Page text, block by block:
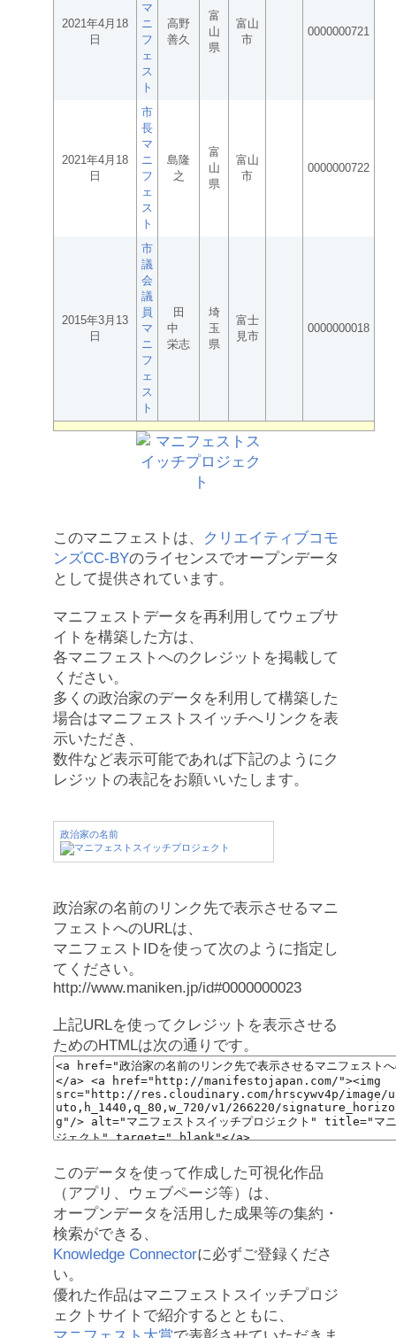
2021年4月18
日
マ
ニ
フ
ェ
ス
ト
高野
善久
富
山
県
富山
市
0000000721
2021年4月18
日
市
長
マ
ニ
フ
ェ
ス
ト
島隆
之
富
山
県
富山
市
0000000722
2015年3月13
日
市
議
会
議
員
マ
ニ
フ
ェ
ス
ト
田
中
栄志
埼
玉
県
富士
見市
0000000018
このマニフェストは、
クリエイティブコモ
ンズCC-BYのライセンスでオープンデータ
として提供されています。
マニフェストデータを再利用してウェブサ
イトを構築した方は、
各マニフェストへのクレジットを掲載して
ください。
多くの政治家のデータを利用して構築した
場合はマニフェストスイッチへリンクを表
示いただき、
数件など表示可能であれば下記のようにク
レジットの表記をお願いいたします。
政治家の名前
政治家の名前のリンク先で表示させるマニ
フェストへのURLは、
マニフェストIDを使って次のように指定し
てください。
http://www.maniken.jp/id#0000000023
上記URLを使ってクレジットを表示させる
ためのHTMLは次の通りです。
このデータを使って作成した可視化作品
（アプリ、ウェブページ等）は、
オープンデータを活用した成果等の集約・
検索ができる、
Knowledge Connectorに必ずご登録くださ
い。
優れた作品はマニフェストスイッチプロジ
ェクトサイトで紹介するとともに、